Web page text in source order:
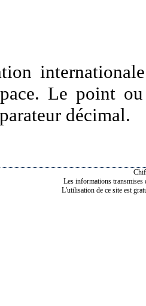
Le point
décimal.
Les informations transmises
L'utilisation de ce site est